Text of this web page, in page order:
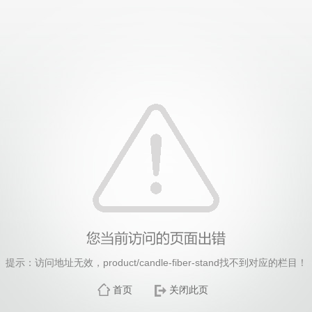
提示：访问地址无效，product/candle-fiber-stand找不到对应的栏目！
首页 关闭此页